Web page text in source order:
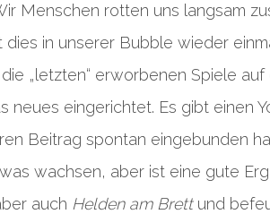
Menschen rotten uns langsam
in unserer Bubble wieder
„letzten“ erworbenen Spiele
neues eingerichtet. Es gibt einen
Beitrag spontan eingebunden
wachsen, aber ist eine gute
auch Helden am Brettund